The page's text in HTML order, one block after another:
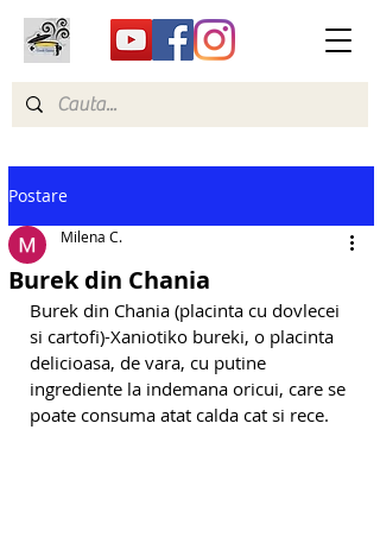
Postare
Burek din Chania
Milena C.
Burek din Chania (placinta cu dovlecei
si cartofi)-Xaniotiko bureki, o placinta
delicioasa, de vara, cu putine
ingrediente la indemana oricui, care se
poate consuma atat calda cat si rece.